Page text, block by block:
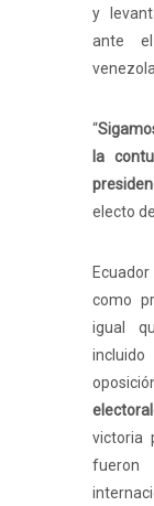
y
ante
“
la
electo
como
igual
victoria
fueron